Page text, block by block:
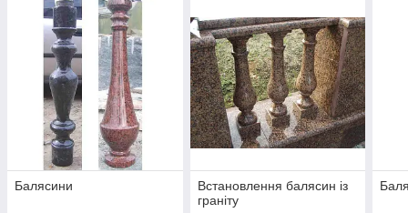
Балясини
Встановлення балясин із
граніту